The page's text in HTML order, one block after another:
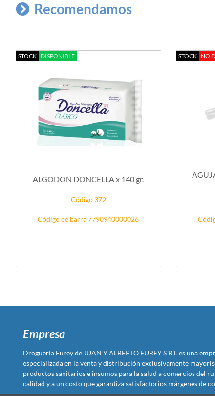
Recomendamos
STOCK DISPONIBLE
ALGODON DONCELLA x 140 gr.
Código 372
Código de barra 7790940000026
STOCK NO
Empresa
Droguería Furey de JUAN Y ALBERTO FUREY S R L es una
especializada en la venta y distribución exclusivamente
productos sanitarios e insumos para la salud a comercios del
calidad y a un costo que garantiza satisfactorios márgenes de